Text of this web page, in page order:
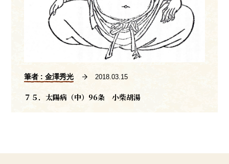
筆者 : 金澤秀光 2018.03.15
７５．太陽病（中）96条 小柴胡湯